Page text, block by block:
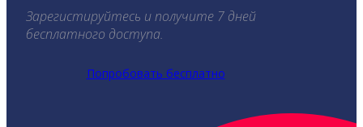
Зарегистируйтесь и получите 7 дней
бесплатного доступа.
Попробовать бесплатно